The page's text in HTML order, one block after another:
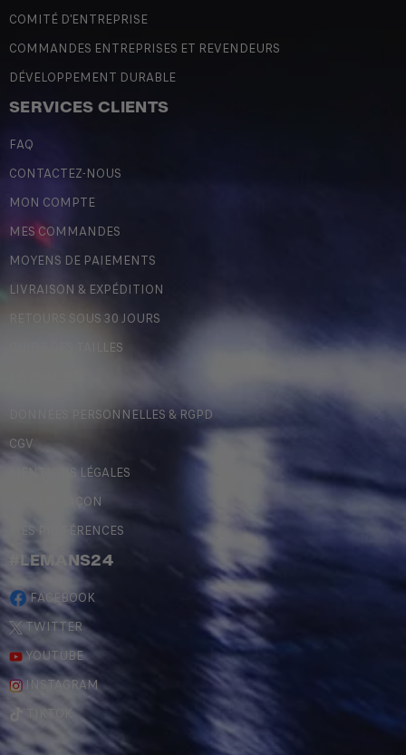
COMITÉ D'ENTREPRISE
COMMANDES ENTREPRISES ET REVENDEURS
DÉVELOPPEMENT DURABLE
SERVICES CLIENTS
FAQ
CONTACTEZ-NOUS
MON COMPTE
MES COMMANDES
MOYENS DE PAIEMENTS
LIVRAISON & EXPÉDITION
RETOURS SOUS 30 JOURS
GUIDE DES TAILLES
DONNÉES PERSONNELLES & RGPD
CGV
MENTIONS LÉGALES
CONTREFAÇON
MES PRÉFÉRENCES
#LEMANS24
FACEBOOK
TWITTER
YOUTUBE
INSTAGRAM
TIKTOK